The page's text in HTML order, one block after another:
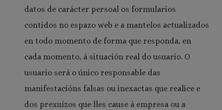
datos de carácter persoal os formularios
contidos no espazo web e a mantelos actualizados
en todo momento de forma que responda, en
cada momento, á situación real do usuario. O
usuario será o único responsable das
manifestacións falsas ou inexactas que realice e
dos prexuízos que lles cause á empresa ou a